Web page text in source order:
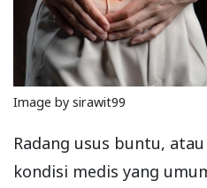
Image by sirawit99
Radang usus buntu, atau
kondisi medis yang